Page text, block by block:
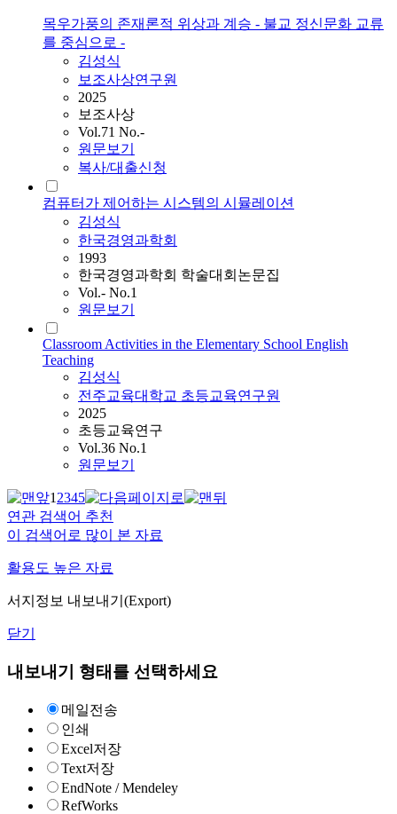
목우가풍의 존재론적 위상과 계승 - 불교 정신문화 교류
를 중심으로 -
김성식
보조사상연구원
2025
보조사상
Vol.71 No.-
원문보기
복사/대출신청
컴퓨터가 제어하는 시스템의 시뮬레이션
김성식
한국경영과학회
1993
한국경영과학회 학술대회논문집
Vol.- No.1
원문보기
Classroom Activities in the Elementary School English
Teaching
김성식
전주교육대학교 초등교육연구원
2025
초등교육연구
Vol.36 No.1
원문보기
12345
연관 검색어 추천
이 검색어로 많이 본 자료
활용도 높은 자료
서지정보 내보내기(Export)
닫기
내보내기 형태를 선택하세요
메일전송
인쇄
Excel저장
Text저장
EndNote / Mendeley
RefWorks